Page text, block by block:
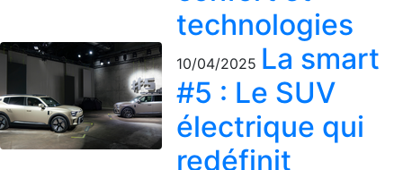
technologies
10/04/2025 La smart
#5 : Le SUV
électrique qui
redéfinit